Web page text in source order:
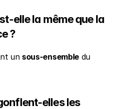
elle la même que la
?
un sous-ensemble du
elles les